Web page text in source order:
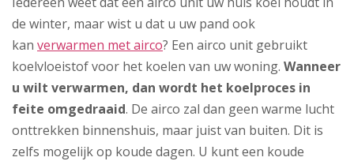
de winter, maar wist u dat u uw pand ook
kan verwarmen met airco? Een airco unit gebruikt
koelvloeistof voor het koelen van uw woning. Wanneer
u wilt verwarmen, dan wordt het koelproces in
feite omgedraaid. De airco zal dan geen warme lucht
onttrekken binnenshuis, maar juist van buiten. Dit is
zelfs mogelijk op koude dagen. U kunt een koude